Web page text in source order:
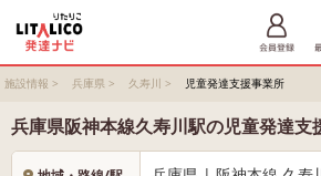
施設情報 > 兵庫県 > 久寿川 > 児童発達支援事業所
兵庫県阪神本線久寿川駅の児童発達支